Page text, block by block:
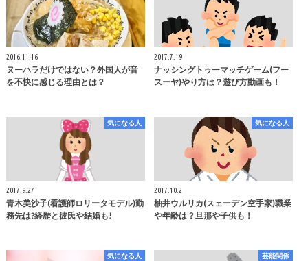
2016.11.16
ヌーハラだけではない？外国人が音
を不快に感じる理由とは？
2017.7.19
ナッシングトゥーマッチゲーム(フー
スーヤ)やり方は？遊び方動画も！
気になる人
2017.9.27
青木美沙子(看護師ロリータモデル)勤
務先は?経歴と彼氏や結婚も!
気になる人
2017.10.2
柚井ウルリカ(スェーデン空手家)職業
や年齢は？旦那や子供も！
気になる人 芸能関係